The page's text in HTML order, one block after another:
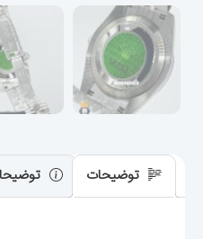
توضیحات